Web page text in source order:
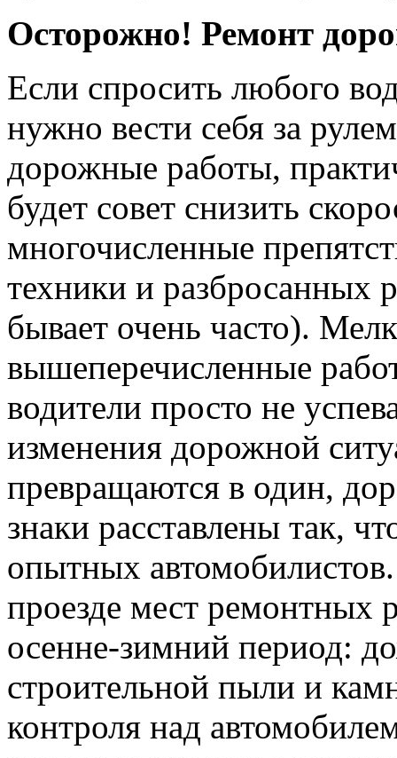
Осторожно! Ремонт
Если спросить любого
нужно вести себя за
дорожные работы,
будет совет снизить
многочисленные
техники и разбросанных
бывает очень часто).
вышеперечисленные
водители просто не
изменения дорожной
превращаются в один,
знаки расставлены так,
опытных
проезде мест ремонтных
осенне-зимний период:
строительной пыли и
контроля над